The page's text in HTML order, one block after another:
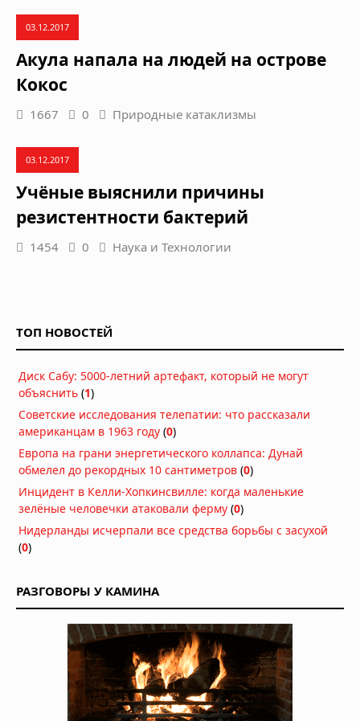
03.12.2017
Акула напала на людей на острове
Кокос
1667 0 Природные катаклизмы
03.12.2017
Учёные выяснили причины
резистентности бактерий
1454 0 Наука и Технологии
ТОП НОВОСТЕЙ
Диск Сабу: 5000-летний артефакт, который не могут
объяснить (1)
Советские исследования телепатии: что рассказали
американцам в 1963 году (0)
Европа на грани энергетического коллапса: Дунай
обмелел до рекордных 10 сантиметров (0)
Инцидент в Келли-Хопкинсвилле: когда маленькие
зелёные человечки атаковали ферму (0)
Нидерланды исчерпали все средства борьбы с засухой
(0)
РАЗГОВОРЫ У КАМИНА